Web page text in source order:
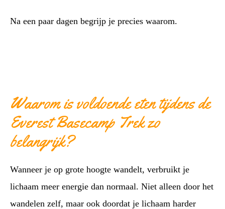
Na een paar dagen begrijp je precies waarom.
Waarom is voldoende eten tijdens de
Everest Basecamp Trek zo
belangrijk?
Wanneer je op grote hoogte wandelt, verbruikt je
lichaam meer energie dan normaal. Niet alleen door het
wandelen zelf, maar ook doordat je lichaam harder